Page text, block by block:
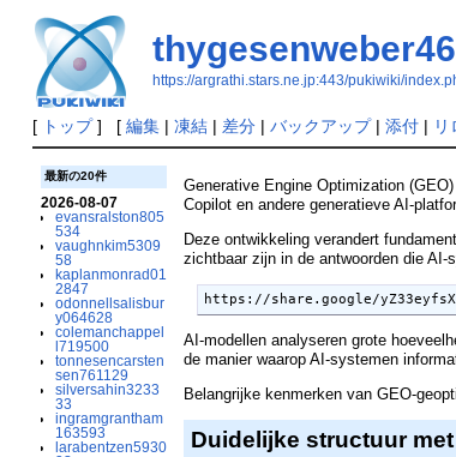
https://argrathi.stars.ne.jp:443/pukiwiki/
[ トップ] [ 編集| 凍結| 差分| バックアップ| 添付| リ
最新の20件
2026-08-07
evansralston805
534
vaughnkim5309
58
kaplanmonrad01
2847
odonnellsalisbur
y064628
colemanchappel
l719500
tonnesencarsten
sen761129
silversahin3233
33
ingramgrantham
163593
larabentzen5930
Generative Engine Optimization
Copilot en andere generatieve AI-
Deze ontwikkeling verandert
zichtbaar zijn in de antwoorden die
https://share.google/
AI-modellen analyseren grote
de manier waarop AI-systemen
Belangrijke kenmerken van GEO-
Duidelijke structuur